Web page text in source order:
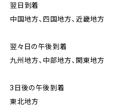
翌日到着
中国地方、四国地方、近畿地方
翌々日の午後到着
九州地方、中部地方、関東地方
3日後の午後到着
東北地方